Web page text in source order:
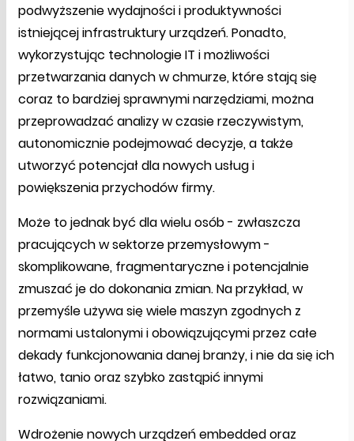
podwyższenie wydajności i produktywności
istniejącej infrastruktury urządzeń. Ponadto,
wykorzystując technologie IT i możliwości
przetwarzania danych w chmurze, które stają się
coraz to bardziej sprawnymi narzędziami, można
przeprowadzać analizy w czasie rzeczywistym,
autonomicznie podejmować decyzje, a także
utworzyć potencjał dla nowych usług i
powiększenia przychodów firmy.
Może to jednak być dla wielu osób - zwłaszcza
pracujących w sektorze przemysłowym -
skomplikowane, fragmentaryczne i potencjalnie
zmuszać je do dokonania zmian. Na przykład, w
przemyśle używa się wiele maszyn zgodnych z
normami ustalonymi i obowiązującymi przez całe
dekady funkcjonowania danej branży, i nie da się ich
łatwo, tanio oraz szybko zastąpić innymi
rozwiązaniami.
Wdrożenie nowych urządzeń embedded oraz